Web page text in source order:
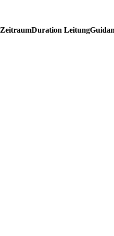
ZeitraumDuration Leitung